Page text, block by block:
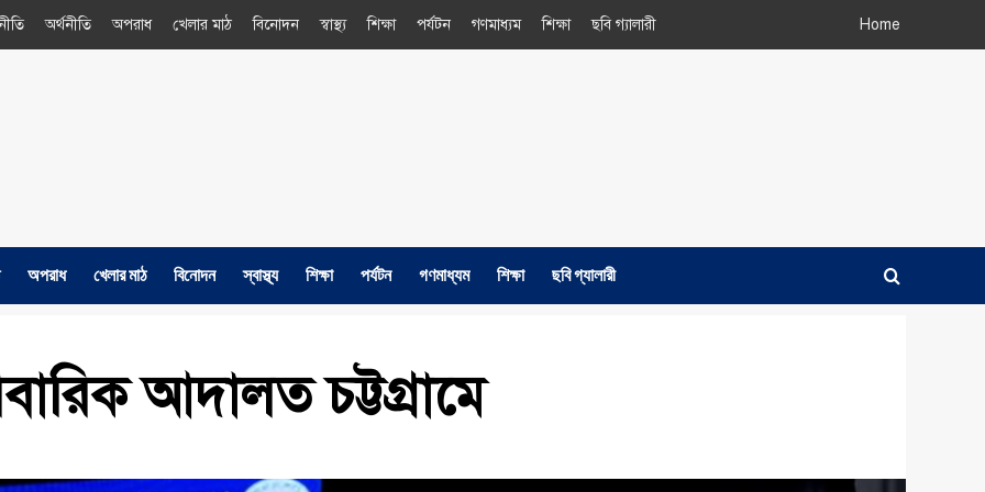
অর্থনীতি অপরাধ খেলার মাঠ বিনোদন স্বাস্থ্য শিক্ষা পর্যটন গণমাধ্যম শিক্ষা ছবি গ্যালারী Home
অপরাধ খেলার মাঠ বিনোদন স্বাস্থ্য শিক্ষা পর্যটন গণমাধ্যম শিক্ষা ছবি গ্যালারী
আদালত চট্টগ্রামে